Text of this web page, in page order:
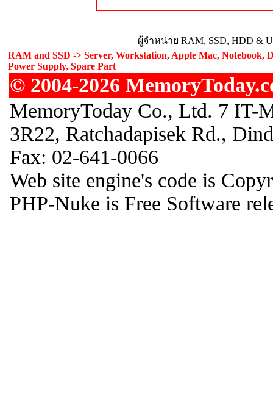
ผู้จำหน่าย RAM, SSD, HDD &
RAM and SSD -> Server, Workstation, Apple Mac, Notebook,
Power Supply, Spare Part
© 2004-2026
MemoryToday Co., Ltd. 7 IT-
3R22, Ratchadapisek Rd.,
Fax: 02-641-0066
Web site engine's code is
PHP-Nuke is Free Software